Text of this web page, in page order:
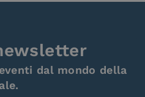
dal mondo della